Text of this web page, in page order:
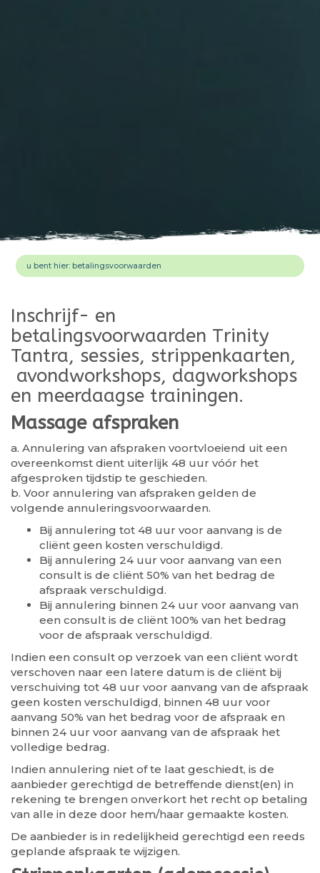
u bent hier: betalingsvoorwaarden
Inschrijf- en
betalingsvoorwaarden Trinity
Tantra, sessies, strippenkaarten,
avondworkshops, dagworkshops
en meerdaagse trainingen.
Massage afspraken
a. Annulering van afspraken voortvloeiend uit een
overeenkomst dient uiterlijk 48 uur vóór het
afgesproken tijdstip te geschieden.
b. Voor annulering van afspraken gelden de
volgende annuleringsvoorwaarden.
Bij annulering tot 48 uur voor aanvang is de
cliënt geen kosten verschuldigd.
Bij annulering 24 uur voor aanvang van een
consult is de cliënt 50% van het bedrag de
afspraak verschuldigd.
Bij annulering binnen 24 uur voor aanvang van
een consult is de cliënt 100% van het bedrag
voor de afspraak verschuldigd.
Indien een consult op verzoek van een cliënt wordt
verschoven naar een latere datum is de cliënt bij
verschuiving tot 48 uur voor aanvang van de afspraak
geen kosten verschuldigd, binnen 48 uur voor
aanvang 50% van het bedrag voor de afspraak en
binnen 24 uur voor aanvang van de afspraak het
volledige bedrag.
Indien annulering niet of te laat geschiedt, is de
aanbieder gerechtigd de betreffende dienst(en) in
rekening te brengen onverkort het recht op betaling
van alle in deze door hem/haar gemaakte kosten.
De aanbieder is in redelijkheid gerechtigd een reeds
geplande afspraak te wijzigen.